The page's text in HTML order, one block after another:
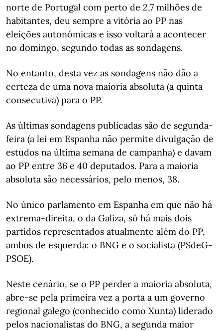
norte de Portugal com perto de 2,7 milhões de
habitantes, deu sempre a vitória ao PP nas
eleições autonómicas e isso voltará a acontecer
no domingo, segundo todas as sondagens.
No entanto, desta vez as sondagens não dão a
certeza de uma nova maioria absoluta (a quinta
consecutiva) para o PP.
As últimas sondagens publicadas são de segunda-
feira (a lei em Espanha não permite divulgação de
estudos na última semana de campanha) e davam
ao PP entre 36 e 40 deputados. Para a maioria
absoluta são necessários, pelo menos, 38.
No único parlamento em Espanha em que não há
extrema-direita, o da Galiza, só há mais dois
partidos representados atualmente além do PP,
ambos de esquerda: o BNG e o socialista (PSdeG-
PSOE).
Neste cenário, se o PP perder a maioria absoluta,
abre-se pela primeira vez a porta a um governo
regional galego (conhecido como Xunta) liderado
pelos nacionalistas do BNG, a segunda maior